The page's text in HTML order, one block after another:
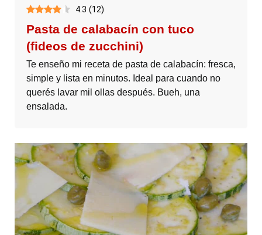
4.3 (12)
Pasta de calabacín con tuco
(fideos de zucchini)
Te enseño mi receta de pasta de calabacín: fresca,
simple y lista en minutos. Ideal para cuando no
querés lavar mil ollas después. Bueh, una
ensalada.